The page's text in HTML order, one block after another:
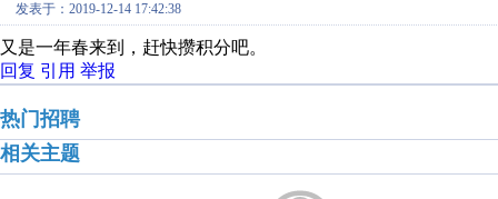
发表于：2019-12-14 17:42:38
又是一年春来到，赶快攒积分吧。
回复 引用 举报
热门招聘
相关主题